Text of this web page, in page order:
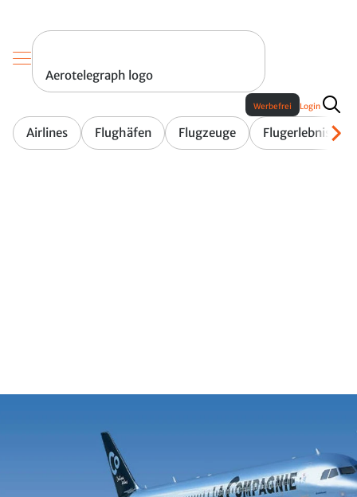
Aerotelegraph logo
Airlines Flughäfen Flugzeuge Flugerlebnis
Werbefrei Login